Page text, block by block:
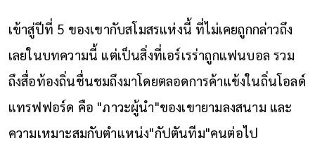
เข้าสู่ปีที่ 5 ของเขากับสโมสรแห่งนี้ ที่ไม่เคยถูกกล่าวถึง
เลยในบทความนี้ แต่เป็นสิ่งที่เอร์เรร่าถูกแฟนบอล รวม
ถึงสื่อท้องถิ่นชื่นชมถึงมาโดยตลอดการค้าแข้งในถิ่นโอลด์
แทรฟฟอร์ด คือ "ภาวะผู้นำ"ของเขายามลงสนาม และ
ความเหมาะสมกับตำแหน่ง"กัปตันทีม"คนต่อไป